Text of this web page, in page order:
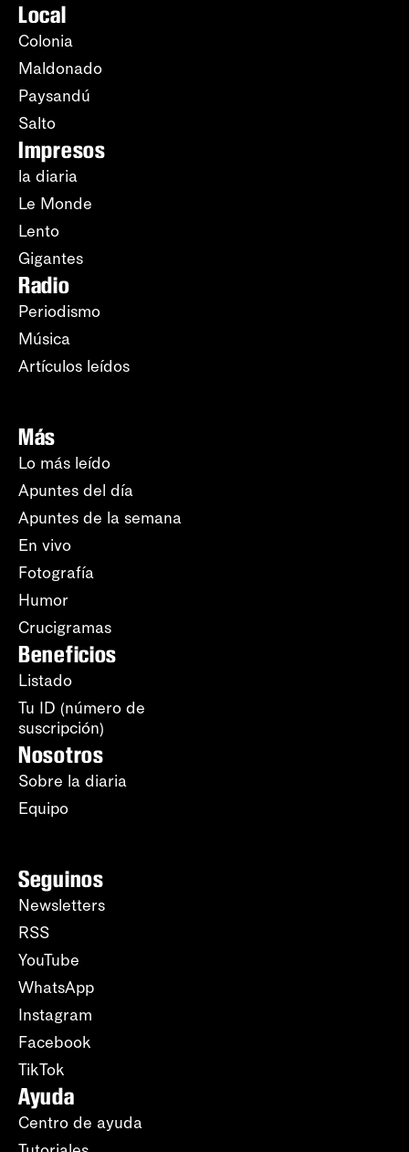
Local
Colonia
Maldonado
Paysandú
Salto
Impresos
la diaria
Le Monde
Lento
Gigantes
Radio
Periodismo
Música
Artículos leídos
Más
Lo más leído
Apuntes del día
Apuntes de la semana
En vivo
Fotografía
Humor
Crucigramas
Beneficios
Listado
Tu ID (número de
suscripción)
Nosotros
Sobre la diaria
Equipo
Seguinos
Newsletters
RSS
YouTube
WhatsApp
Instagram
Facebook
TikTok
Ayuda
Centro de ayuda